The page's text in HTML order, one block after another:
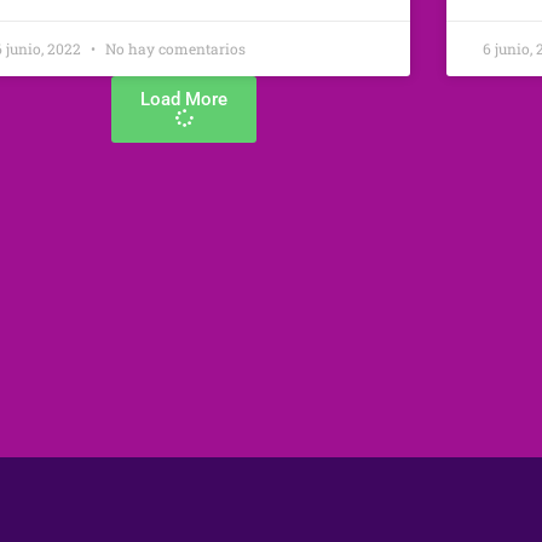
junio, 2022 No hay comentarios 6 junio,
Load More